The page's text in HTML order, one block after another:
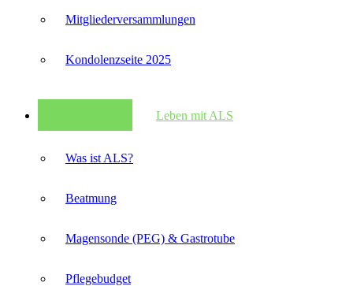
Mitglieder­versammlungen
Kondolenzseite 2025
Leben mit ALS
Was ist ALS?
Beatmung
Magensonde (PEG) & Gastrotube
Pflegebudget